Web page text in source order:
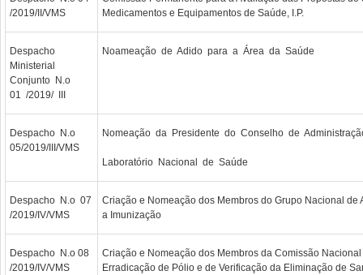
/2019/II/VMS
Medicamentos e Equipamentos de Saúde, I.P.
Despacho
Ministerial
Conjunto N.o
01 /2019/ III
Noameação de Adido para a Área da Saúde
Despacho N.o
05/2019/III/VMS
Nomeação da Presidente do Conselho de
Laboratório Nacional de Saúde
Despacho N.o 07
/2019/IV/VMS
Criação e Nomeação dos Membros do Grupo Nacional de
a Imunização
Despacho N.o 08
/2019/IV/VMS
Criação e Nomeação dos Membros da Comissão
Erradicação de Pólio e de Verificação da Eliminação de